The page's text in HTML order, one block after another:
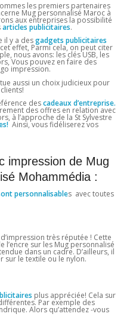
les premiers partenaires
Mug personnalisé Maroc à
aux entreprises la possibilité
articles publicitaires.
il y a desgadgets publicitaires
effet, Parmi cela, on peut citer
nous avons: les clés USB, les
Vous pouvez en faire des
impression.
aussi un choix judicieux pour
descadeaux d’entreprise.
des offres en relation avec
à l’approche de la St Sylvestre
Ainsi, vous fidéliserez vos
impression de Mug
Mohammédia :
personnalisables avec toutes
très réputée ! Cette
sur les Mug personnalisé
dans un cadre. D’ailleurs, il
sur le textile ou le nylon.
plus appréciée! Cela sur
Par exemple des
Alors qu’attendez -vous